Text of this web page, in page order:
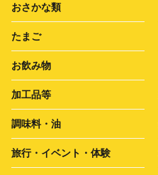
おさかな類
たまご
お飲み物
加工品等
調味料・油
旅行・イベント・体験